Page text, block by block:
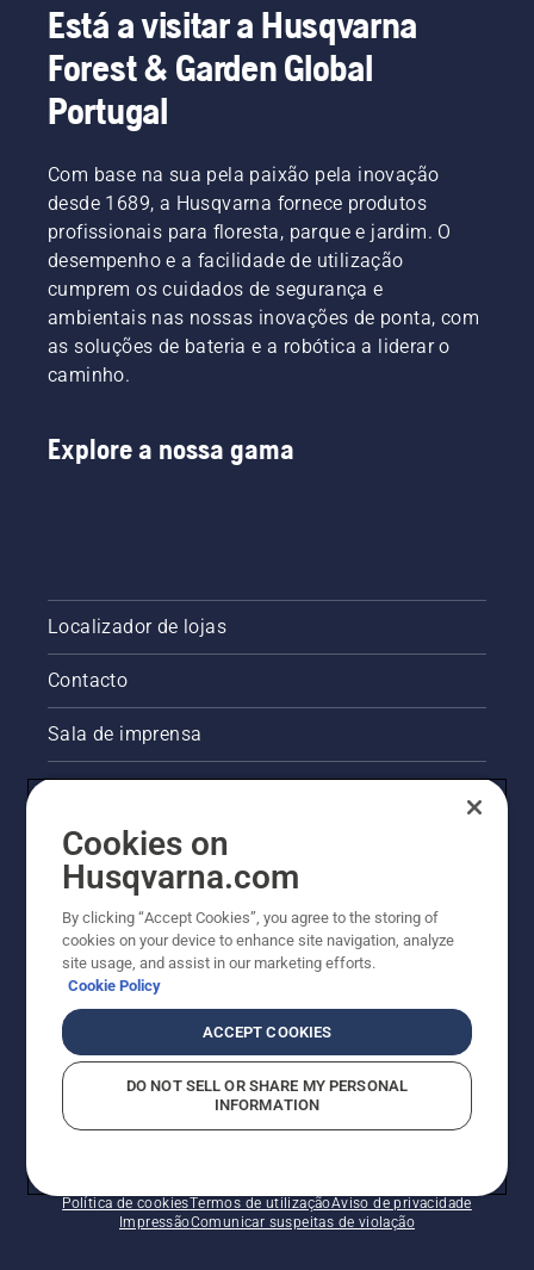
Está a visitar a Husqvarna
Forest & Garden Global
Portugal
Com base na sua pela paixão pela inovação
desde 1689, a Husqvarna fornece produtos
profissionais para floresta, parque e jardim. O
desempenho e a facilidade de utilização
cumprem os cuidados de segurança e
ambientais nas nossas inovações de ponta, com
as soluções de bateria e a robótica a liderar o
caminho.
Explore a nossa gama
Localizador de lojas
Contacto
Sala de imprensa
Outros websites da Husqvarna
A abordagem da Husqvarna à sustentabilidade
Política de cookiesTermos de utilizaçãoAviso de privacidade
ImpressãoComunicar suspeitas de violação
Cookies on
Husqvarna.com
By clicking “Accept Cookies”, you agree to the storing of
cookies on your device to enhance site navigation, analyze
site usage, and assist in our marketing efforts.
Cookie Policy
ACCEPT COOKIES
DO NOT SELL OR SHARE MY PERSONAL
INFORMATION